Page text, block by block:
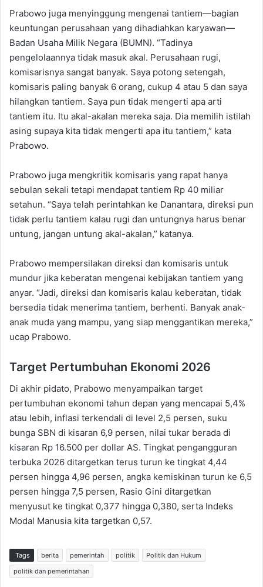
Prabowo juga menyinggung mengenai tantiem—bagian
keuntungan perusahaan yang dihadiahkan karyawan—
Badan Usaha Milik Negara (BUMN). “Tadinya
pengelolaannya tidak masuk akal. Perusahaan rugi,
komisarisnya sangat banyak. Saya potong setengah,
komisaris paling banyak 6 orang, cukup 4 atau 5 dan saya
hilangkan tantiem. Saya pun tidak mengerti apa arti
tantiem itu. Itu akal-akalan mereka saja. Dia memilih istilah
asing supaya kita tidak mengerti apa itu tantiem,” kata
Prabowo.
Prabowo juga mengkritik komisaris yang rapat hanya
sebulan sekali tetapi mendapat tantiem Rp 40 miliar
setahun. “Saya telah perintahkan ke Danantara, direksi pun
tidak perlu tantiem kalau rugi dan untungnya harus benar
untung, jangan untung akal-akalan,” katanya.
Prabowo mempersilakan direksi dan komisaris untuk
mundur jika keberatan mengenai kebijakan tantiem yang
anyar. “Jadi, direksi dan komisaris kalau keberatan, tidak
bersedia tidak menerima tantiem, berhenti. Banyak anak-
anak muda yang mampu, yang siap menggantikan mereka,”
ucap Prabowo.
Target Pertumbuhan Ekonomi 2026
Di akhir pidato, Prabowo menyampaikan target
pertumbuhan ekonomi tahun depan yang mencapai 5,4%
atau lebih, inflasi terkendali di level 2,5 persen, suku
bunga SBN di kisaran 6,9 persen, nilai tukar berada di
kisaran Rp 16.500 per dollar AS. Tingkat pengangguran
terbuka 2026 ditargetkan terus turun ke tingkat 4,44
persen hingga 4,96 persen, angka kemiskinan turun ke 6,5
persen hingga 7,5 persen, Rasio Gini ditargetkan
menyusut ke tingkat 0,377 hingga 0,380, serta Indeks
Modal Manusia kita targetkan 0,57.
Tags berita pemerintah politik
Politik dan Hukum
politik dan pemerintahan